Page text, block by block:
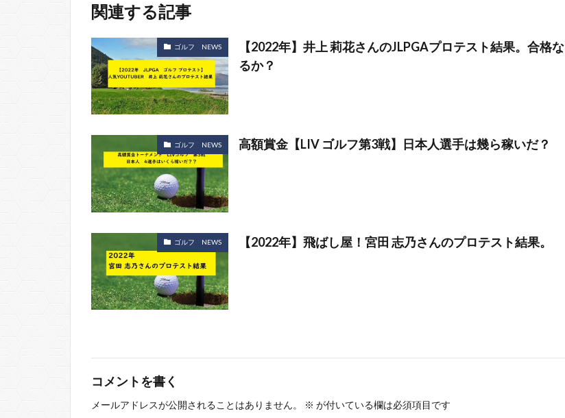
関連する記事
ゴルフ NEWS
【2022年】井上 莉花さんのJLPGAプロテスト結果。合格な
るか？
ゴルフ NEWS 高額賞金【LIV ゴルフ第3戦】日本人選手は幾ら稼いだ？
ゴルフ NEWS 【2022年】飛ばし屋！宮田 志乃さんのプロテスト結果。
コメントを書く
メールアドレスが公開されることはありません。 ※ が付いている欄は必須項目です